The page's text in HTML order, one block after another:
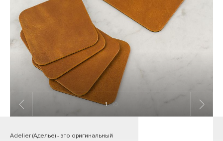
1/ 10
Adelier (Аделье) - это оригинальный